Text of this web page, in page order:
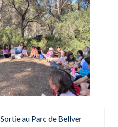
Sortie au Parc de Bellver